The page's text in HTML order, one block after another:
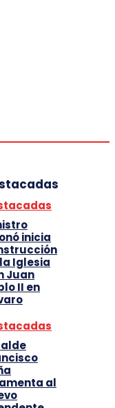
inicia
Iglesia
Juan
II en
al